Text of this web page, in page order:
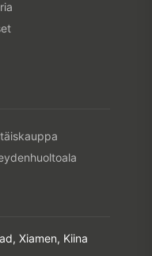
Xiamen, Kiina